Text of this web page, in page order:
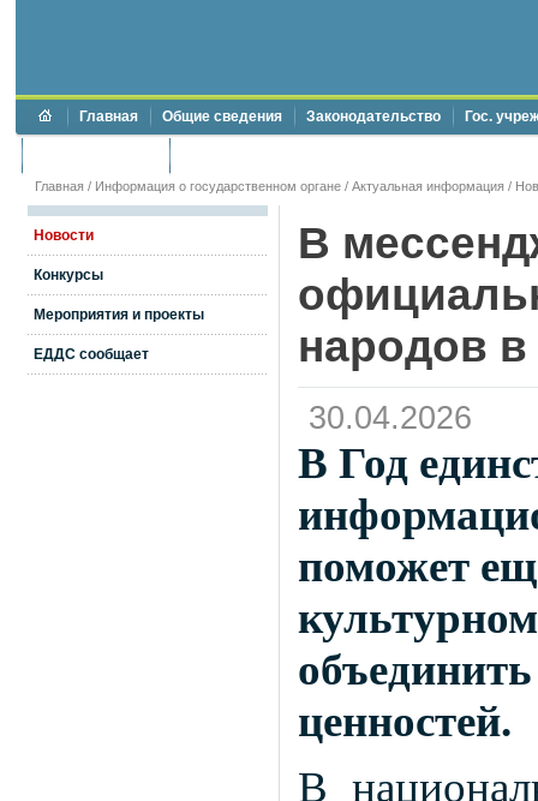
Главная Общие сведения Законодательство Гос.
Главная / Информация о государственном органе / Актуальная информация /
Новости
Конкурсы
Мероприятия и проекты
ЕДДС сообщает
В
народов
30.04.2026
В Год
поможет
ценностей.
В